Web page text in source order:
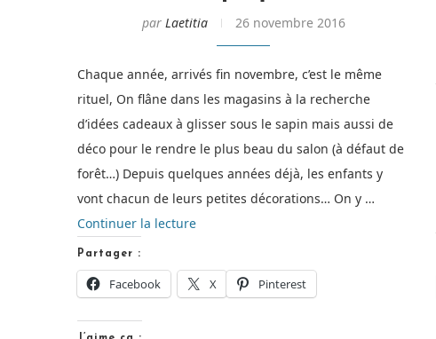
par Laetitia 26 novembre 2016
Chaque année, arrivés fin novembre, c’est le même
rituel, On flâne dans les magasins à la recherche
d’idées cadeaux à glisser sous le sapin mais aussi de
déco pour le rendre le plus beau du salon (à défaut de
forêt…) Depuis quelques années déjà, les enfants y
vont chacun de leurs petites décorations… On y …
Continuer la lecturede
beau
Sapin…
Partager :
Facebook X Pinterest